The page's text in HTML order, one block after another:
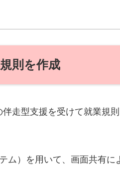
則を作成
走型支援を受けて就業規
ム）を用いて、画面共有に